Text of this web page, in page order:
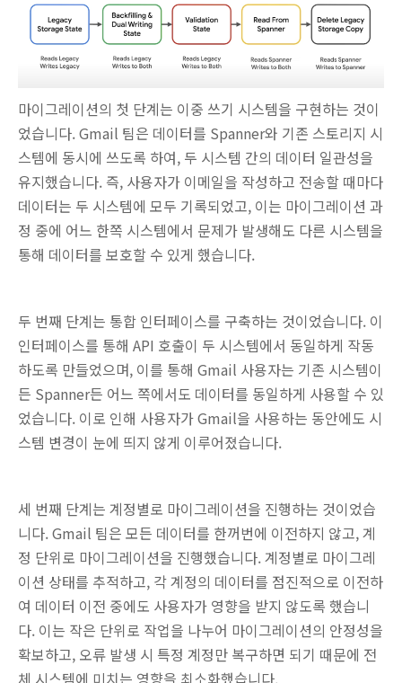
마이그레이션의 첫 단계는 이중 쓰기 시스템을 구현하는 것이
었습니다. Gmail 팀은 데이터를 Spanner와 기존 스토리지 시
스템에 동시에 쓰도록 하여, 두 시스템 간의 데이터 일관성을
유지했습니다. 즉, 사용자가 이메일을 작성하고 전송할 때마다
데이터는 두 시스템에 모두 기록되었고, 이는 마이그레이션 과
정 중에 어느 한쪽 시스템에서 문제가 발생해도 다른 시스템을
통해 데이터를 보호할 수 있게 했습니다.
두 번째 단계는 통합 인터페이스를 구축하는 것이었습니다. 이
인터페이스를 통해 API 호출이 두 시스템에서 동일하게 작동
하도록 만들었으며, 이를 통해 Gmail 사용자는 기존 시스템이
든 Spanner든 어느 쪽에서도 데이터를 동일하게 사용할 수 있
었습니다. 이로 인해 사용자가 Gmail을 사용하는 동안에도 시
스템 변경이 눈에 띄지 않게 이루어졌습니다.
세 번째 단계는 계정별로 마이그레이션을 진행하는 것이었습
니다. Gmail 팀은 모든 데이터를 한꺼번에 이전하지 않고, 계
정 단위로 마이그레이션을 진행했습니다. 계정별로 마이그레
이션 상태를 추적하고, 각 계정의 데이터를 점진적으로 이전하
여 데이터 이전 중에도 사용자가 영향을 받지 않도록 했습니
다. 이는 작은 단위로 작업을 나누어 마이그레이션의 안정성을
확보하고, 오류 발생 시 특정 계정만 복구하면 되기 때문에 전